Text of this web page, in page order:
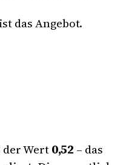
ist das Angebot.
Wert0,52 – das